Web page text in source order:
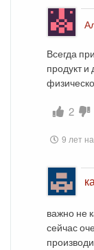
Всегда
продукт
2
9 лет
важно не
сейчас